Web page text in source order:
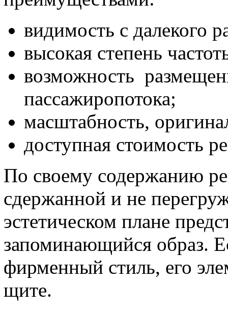
видимость с далекого
высокая степень
возможность
пассажиропотока;
масштабность,
доступная стоимость
По своему содержанию
сдержанной и не
эстетическом плане
запоминающийся образ.
фирменный стиль, его
щите.